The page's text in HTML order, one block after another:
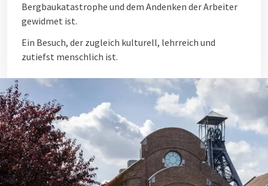
Bergbaukatastrophe und dem Andenken der Arbeiter
gewidmet ist.
Ein Besuch, der zugleich kulturell, lehrreich und
zutiefst menschlich ist.